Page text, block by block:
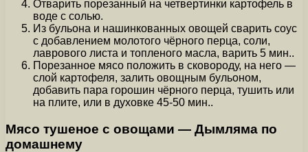
Отварить порезанный на четвертинки картофель в
воде с солью.
Из бульона и нашинкованных овощей сварить соус
с добавлением молотого чёрного перца, соли,
лаврового листа и топленого масла, варить 5 мин..
Порезанное мясо положить в сковороду, на него —
слой картофеля, залить овощным бульоном,
добавить пара горошин чёрного перца, тушить или
на плите, или в духовке 45-50 мин..
Мясо тушеное с овощами — Дымляма по
домашнему